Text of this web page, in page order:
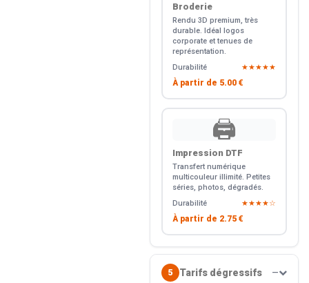
Broderie
Rendu 3D premium, très
durable. Idéal logos
corporate et tenues de
représentation.
Durabilité
★★★★★
À partir de 5.00 €
🖨️
Impression DTF
Transfert numérique
multicouleur illimité. Petites
séries, photos, dégradés.
Durabilité
★★★★☆
À partir de 2.75 €
5 Tarifs dégressifs —